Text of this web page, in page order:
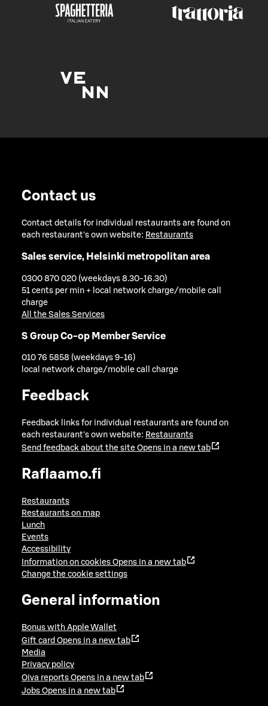
Contact us
Contact details for individual restaurants are found on
each restaurant's own website: Restaurants
Sales service, Helsinki metropolitan area
0300 870 020 (weekdays 8.30-16.30)
51 cents per min + local network charge/mobile call
charge
All the Sales Services
S Group Co-op Member Service
010 76 5858 (weekdays 9-16)
local network charge/mobile call charge
Feedback
Feedback links for individual restaurants are found on
each restaurant's own website: Restaurants
Send feedback about the site Opens in a new tab
Raflaamo.fi
Restaurants
Restaurants on map
Lunch
Events
Accessibility
Information on cookies Opens in a new tab
Change the cookie settings
General information
Bonus with Apple Wallet
Gift card Opens in a new tab
Media
Privacy policy
Oiva reports Opens in a new tab
Jobs Opens in a new tab